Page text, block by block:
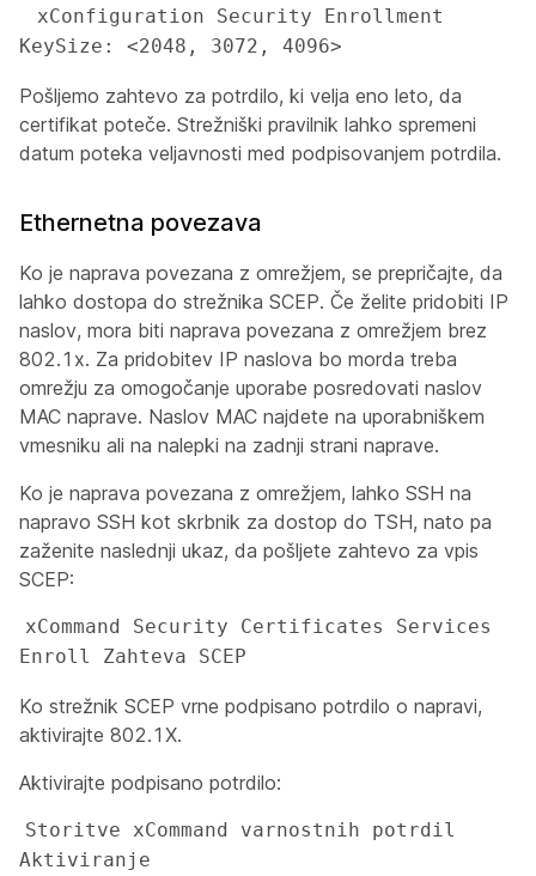
KeySize: <2048, 3072, 4096>
Pošljemo zahtevo za potrdilo, ki velja eno leto, da
certifikat poteče. Strežniški pravilnik lahko spremeni
datum poteka veljavnosti med podpisovanjem potrdila.
Ethernetna povezava
Ko je naprava povezana z omrežjem, se prepričajte, da
lahko dostopa do strežnika SCEP. Če želite pridobiti IP
naslov, mora biti naprava povezana z omrežjem brez
802.1x. Za pridobitev IP naslova bo morda treba
omrežju za omogočanje uporabe posredovati naslov
MAC naprave. Naslov MAC najdete na uporabniškem
vmesniku ali na nalepki na zadnji strani naprave.
Ko je naprava povezana z omrežjem, lahko SSH na
napravo SSH kot skrbnik za dostop do TSH, nato pa
zaženite naslednji ukaz, da pošljete zahtevo za vpis
SCEP:
xCommand Security Certificates Services
Enroll Zahteva SCEP
Ko strežnik SCEP vrne podpisano potrdilo o napravi,
aktivirajte 802.1X.
Aktivirajte podpisano potrdilo:
Storitve xCommand varnostnih potrdil
Aktiviranje